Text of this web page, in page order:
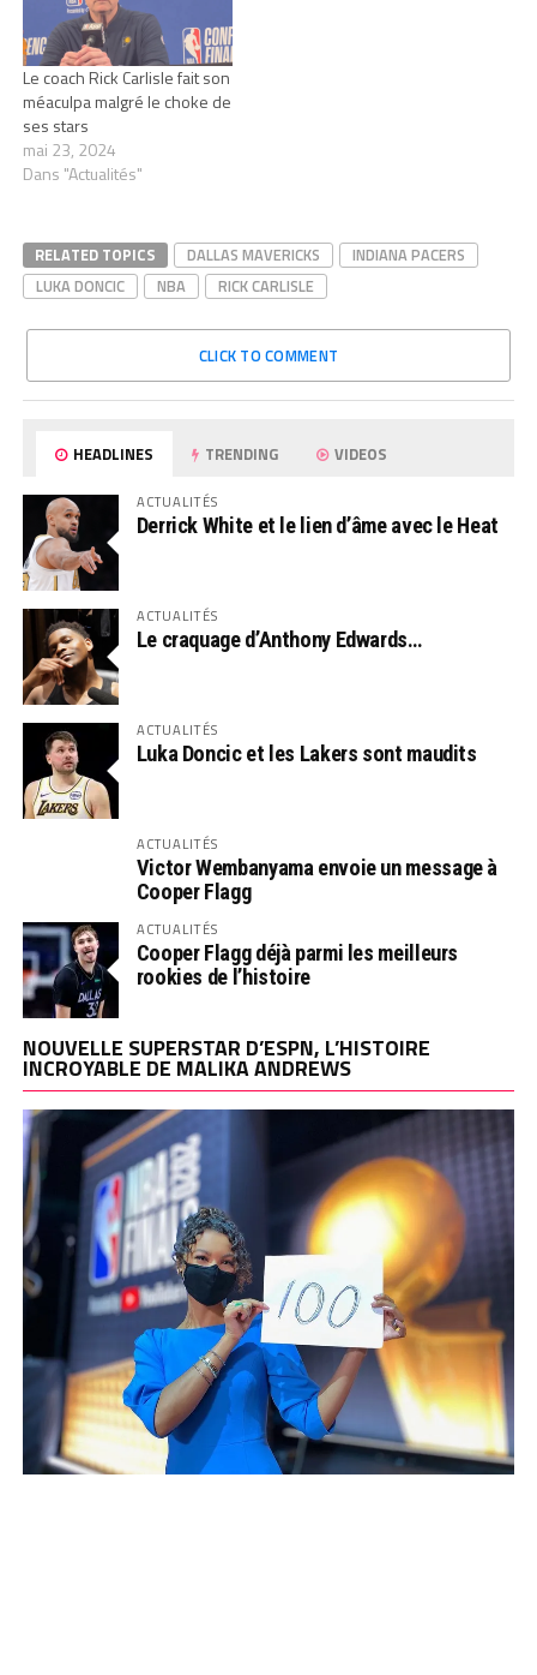
Le coach Rick Carlisle fait son
méaculpa malgré le choke de
ses stars
mai 23, 2024
Dans "Actualités"
RELATED TOPICS DALLAS MAVERICKS
INDIANA PACERS
LUKA DONCIC
NBA RICK CARLISLE
CLICK TO COMMENT
HEADLINES TRENDING VIDEOS
ACTUALITÉS
Derrick White et le lien d’âme avec le Heat
ACTUALITÉS
Le craquage d’Anthony Edwards…
ACTUALITÉS
Luka Doncic et les Lakers sont maudits
ACTUALITÉS
Victor Wembanyama envoie un message à
Cooper Flagg
ACTUALITÉS
Cooper Flagg déjà parmi les meilleurs
rookies de l’histoire
NOUVELLE SUPERSTAR D’ESPN, L’HISTOIRE
INCROYABLE DE MALIKA ANDREWS